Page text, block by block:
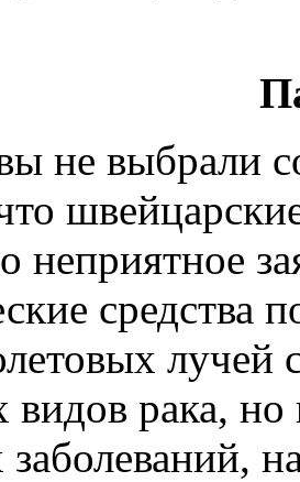
не выбрали
неприятное
средства
лучей
видов рака,
заболеваний,